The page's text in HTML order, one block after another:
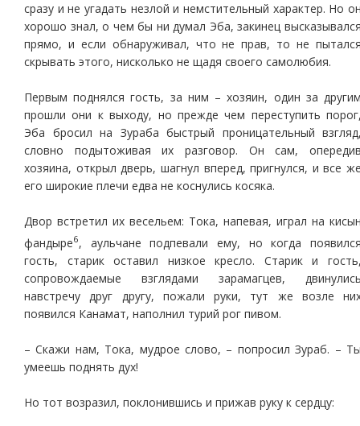
сразу и не угадать незлой и немстительный характер. Но
хорошо знал, о чем бы ни думал Эба, закинец
прямо, и если обнаруживал, что не прав, то не
скрывать этого, нисколько не щадя своего самолюбия.
Первым поднялся гость, за ним – хозяин, один за
прошли они к выходу, но прежде чем переступить
Эба бросил на Зураба быстрый проницательный
словно подытоживая их разговор. Он сам,
хозяина, открыл дверь, шагнул вперед, пригнулся, и все
его широкие плечи едва не коснулись косяка.
Двор встретил их весельем: Тока, напевая, играл на
фандыре6, аульчане подпевали ему, но когда
гость, старик оставил низкое кресло. Старик и
сопровождаемые взглядами зарамагцев,
навстречу друг другу, пожали руки, тут же возле
появился Канамат, наполнил турий рог пивом.
– Скажи нам, Тока, мудрое слово, – попросил Зураб. –
умеешь поднять дух!
Но тот возразил, поклонившись и прижав руку к сердцу: